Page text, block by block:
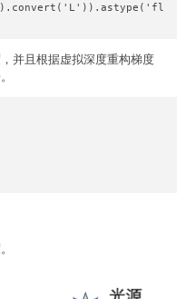
并且根据虚拟深度重构梯度